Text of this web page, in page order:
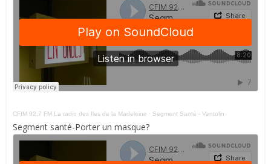
CFIM 92,7 FM La radio des Iles de la Madeleine · Segment Santé - Ventolin
Segment santé-Porter un masque?